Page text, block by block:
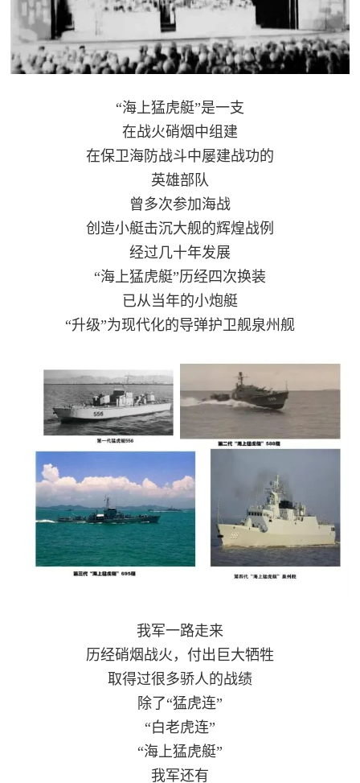
“海上猛虎艇”是一支
在战火硝烟中组建
在保卫海防战斗中屡建战功的
英雄部队
曾多次参加海战
创造小艇击沉大舰的辉煌战例
经过几十年发展
“海上猛虎艇”历经四次换装
已从当年的小炮艇
“升级”为现代化的导弹护卫舰泉州舰
我军一路走来
历经硝烟战火，付出巨大牺牲
取得过很多骄人的战绩
除了“猛虎连”
“白老虎连”
“海上猛虎艇”
我军还有